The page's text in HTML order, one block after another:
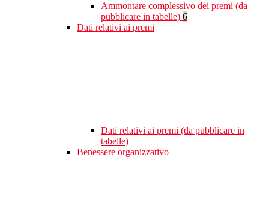
Ammontare complessivo dei premi (da
pubblicare in tabelle) 6
Dati relativi ai premi
Dati relativi ai premi (da pubblicare in
tabelle)
Benessere organizzativo